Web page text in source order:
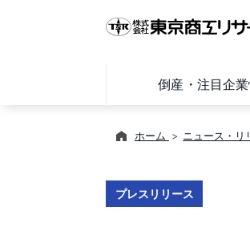
倒産・注目企
ホーム ニュース・リ
プレスリリース